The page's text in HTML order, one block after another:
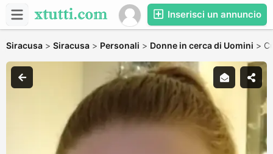
Inserisci un annuncio
Siracusa > Siracusa > Personali > Donne in cerca di Uomini >